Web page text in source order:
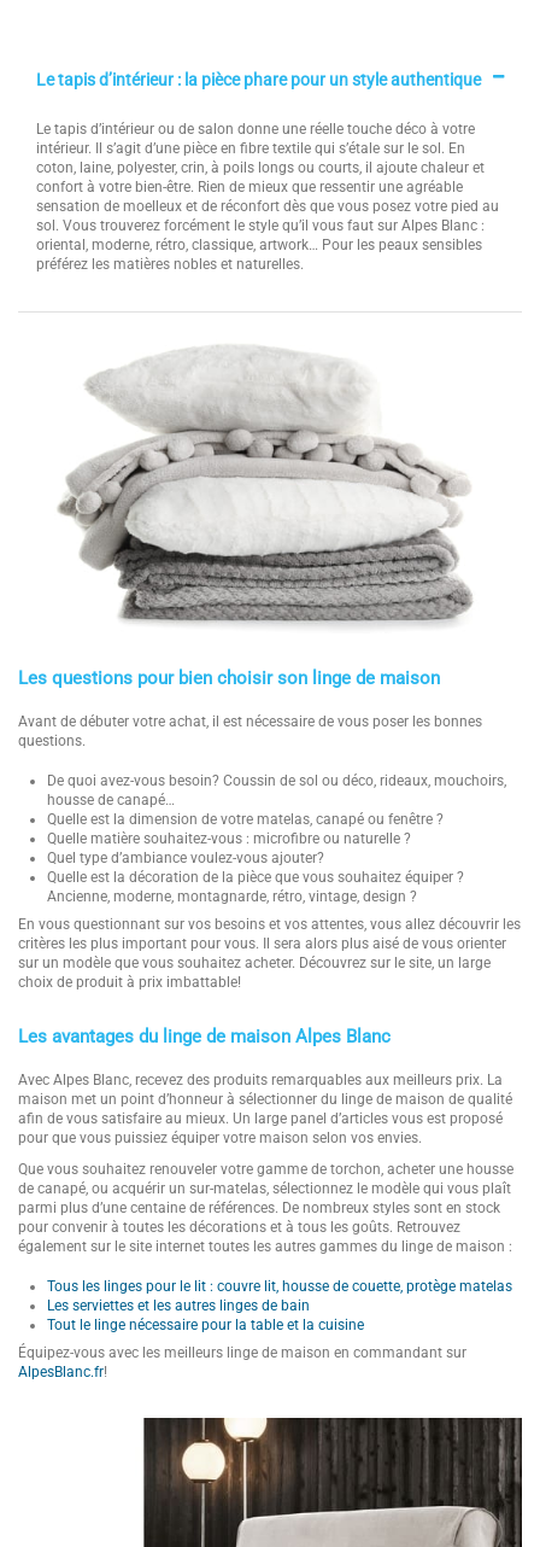
Le tapis d’intérieur : la pièce phare pour un style authentique
Le tapis d’intérieur ou de salon donne une réelle touche déco à votre
intérieur. Il s’agit d’une pièce en fibre textile qui s’étale sur le sol. En
coton, laine, polyester, crin, à poils longs ou courts, il ajoute chaleur et
confort à votre bien-être. Rien de mieux que ressentir une agréable
sensation de moelleux et de réconfort dès que vous posez votre pied au
sol. Vous trouverez forcément le style qu’il vous faut sur Alpes Blanc :
oriental, moderne, rétro, classique, artwork… Pour les peaux sensibles
préférez les matières nobles et naturelles.
Les questions pour bien choisir son linge de maison
Avant de débuter votre achat, il est nécessaire de vous poser les bonnes
questions.
De quoi avez-vous besoin? Coussin de sol ou déco, rideaux, mouchoirs,
housse de canapé…
Quelle est la dimension de votre matelas, canapé ou fenêtre ?
Quelle matière souhaitez-vous : microfibre ou naturelle ?
Quel type d’ambiance voulez-vous ajouter?
Quelle est la décoration de la pièce que vous souhaitez équiper ?
Ancienne, moderne, montagnarde, rétro, vintage, design ?
En vous questionnant sur vos besoins et vos attentes, vous allez découvrir les
critères les plus important pour vous. Il sera alors plus aisé de vous orienter
sur un modèle que vous souhaitez acheter. Découvrez sur le site, un large
choix de produit à prix imbattable!
Les avantages du linge de maison Alpes Blanc
Avec Alpes Blanc, recevez des produits remarquables aux meilleurs prix. La
maison met un point d’honneur à sélectionner du linge de maison de qualité
afin de vous satisfaire au mieux. Un large panel d’articles vous est proposé
pour que vous puissiez équiper votre maison selon vos envies.
Que vous souhaitez renouveler votre gamme de torchon, acheter une housse
de canapé, ou acquérir un sur-matelas, sélectionnez le modèle qui vous plaît
parmi plus d’une centaine de références. De nombreux styles sont en stock
pour convenir à toutes les décorations et à tous les goûts. Retrouvez
également sur le site internet toutes les autres gammes du linge de maison :
Tous les linges pour le lit : couvre lit, housse de couette, protège matelas
Les serviettes et les autres linges de bain
Tout le linge nécessaire pour la table et la cuisine
Équipez-vous avec les meilleurs linge de maison en commandant sur
AlpesBlanc.fr!